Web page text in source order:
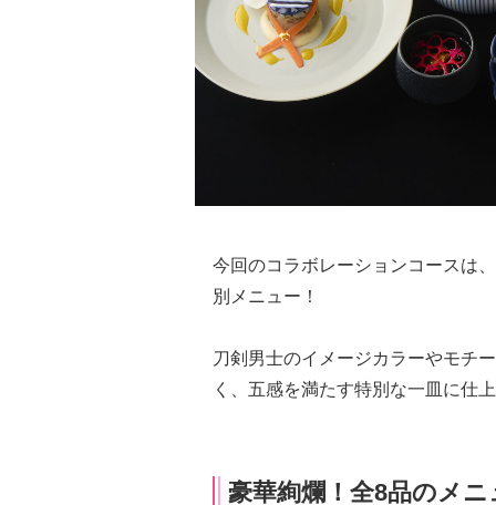
今回のコラボレーションコースは
別メニュー！
刀剣男士のイメージカラーやモチ
く、五感を満たす特別な一皿に仕
豪華絢爛！全8品のメ